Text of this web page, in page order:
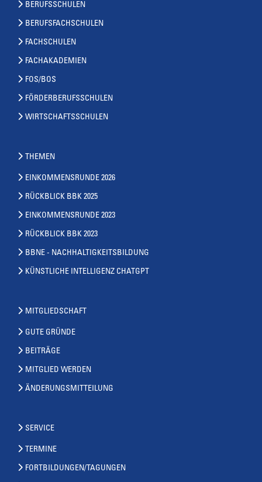
BERUFSSCHULEN
BERUFSFACHSCHULEN
FACHSCHULEN
FACHAKADEMIEN
FOS/BOS
FÖRDERBERUFSSCHULEN
WIRTSCHAFTSSCHULEN
THEMEN
EINKOMMENSRUNDE 2026
RÜCKBLICK BBK 2025
EINKOMMENSRUNDE 2023
RÜCKBLICK BBK 2023
BBNE - NACHHALTIGKEITSBILDUNG
KÜNSTLICHE INTELLIGENZ CHATGPT
MITGLIEDSCHAFT
GUTE GRÜNDE
BEITRÄGE
MITGLIED WERDEN
ÄNDERUNGSMITTEILUNG
SERVICE
TERMINE
FORTBILDUNGEN/TAGUNGEN